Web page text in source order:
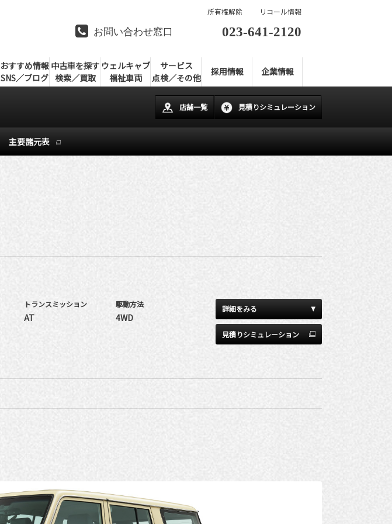
お問い合わせ窓口 023-641-2120
おすすめ情報
SNS／ブログ
中古車を探す
検索／買取
ウェルキャブ
福祉車両
サービス
点検／その他
採用情報 企業情報
所有権解除 リコール情報
店舗一覧 見積りシミュレーション
主要諸元表
トランスミッション
AT
駆動方法
4WD
詳細をみる
見積りシミュレーション